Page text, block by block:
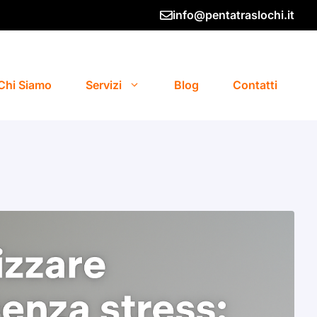
info@pentatraslochi.it
Siamo Servizi Blog Contatti